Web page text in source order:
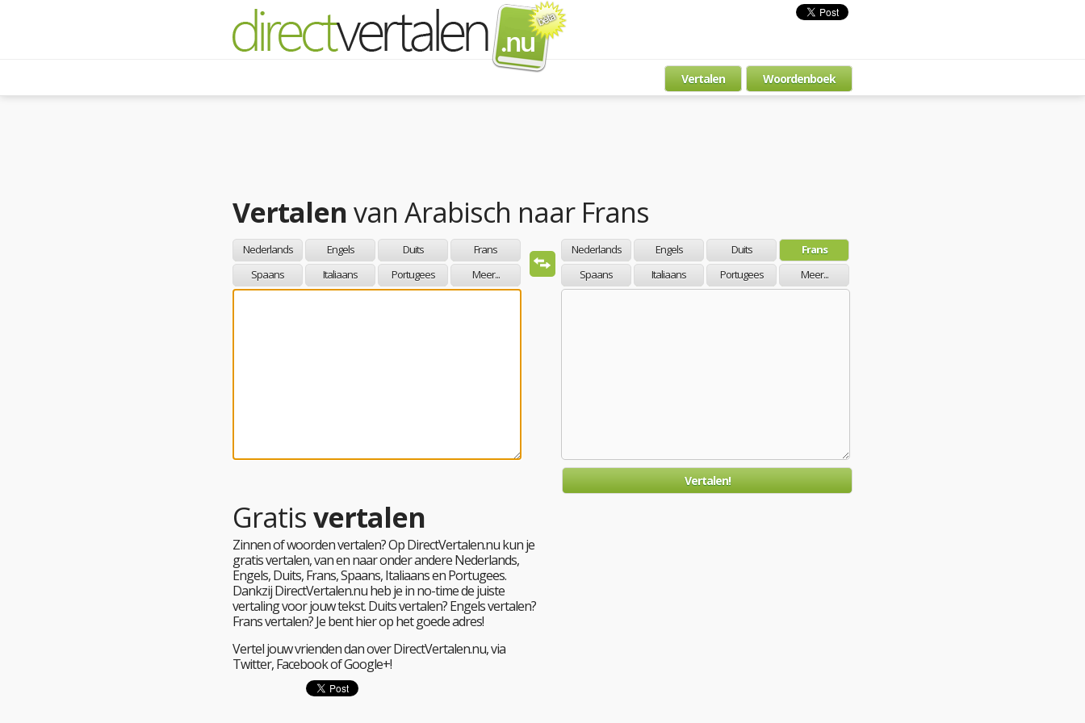
Vertalen Woordenboek
Vertalenvan Arabisch naar Frans
Nederlands Engels Duits
Frans
Spaans
Italiaans Portugees Meer...
Nederlands Engels Duits
Frans
Spaans
Italiaans Portugees Meer...
Gratisvertalen
Zinnen of woorden vertalen? Op DirectVertalen.nu kun je
gratis vertalen, van en naar onder andere Nederlands,
Engels, Duits, Frans, Spaans, Italiaans en Portugees.
Dankzij DirectVertalen.nu heb je in no-time de juiste
vertaling voor jouw tekst. Duits vertalen? Engels vertalen?
Frans vertalen? Je bent hier op het goede adres!
Vertel jouw vrienden dan over DirectVertalen.nu, via
Twitter, Facebook of Google+!